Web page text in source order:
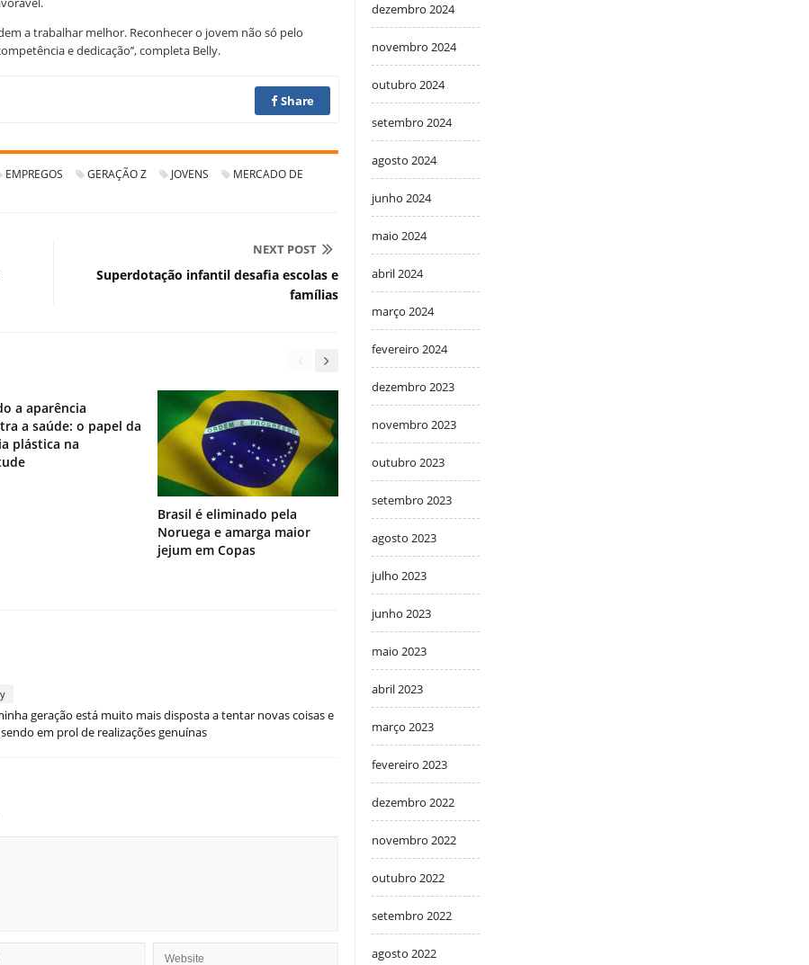
a trabalhar melhor. Reconhecer o jovem não só pelo
e dedicação’’, completa Belly.
Share
EMPREGOS GERAÇÃO Z JOVENS
MERCADO DE
NEXT POST
Superdotação infantil desafia escolas e
famílias
a aparência
a saúde: o papel da
plástica na
Brasil é eliminado pela
Noruega e amarga maior
jejum em Copas
geração está muito mais disposta a tentar novas coisas e
em prol de realizações genuínas
dezembro 2024
novembro 2024
outubro 2024
setembro 2024
agosto 2024
junho 2024
maio 2024
abril 2024
março 2024
fevereiro 2024
dezembro 2023
novembro 2023
outubro 2023
setembro 2023
agosto 2023
julho 2023
junho 2023
maio 2023
abril 2023
março 2023
fevereiro 2023
dezembro 2022
novembro 2022
outubro 2022
setembro 2022
agosto 2022